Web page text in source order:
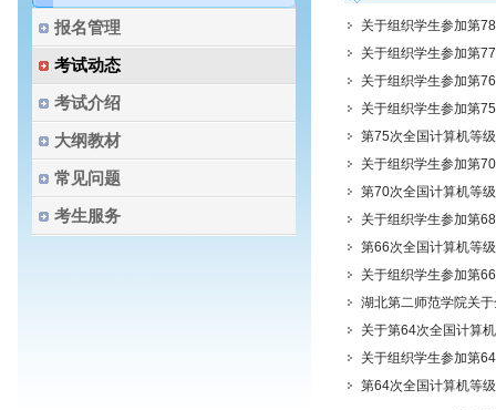
报名管理
考试动态
考试介绍
大纲教材
常见问题
考生服务
关于组织学生参加第
关于组织学生参加第
关于组织学生参加第
关于组织学生参加第
第75次全国计算机等
关于组织学生参加第
第70次全国计算机等
关于组织学生参加第
第66次全国计算机等
关于组织学生参加第
湖北第二师范学院关
关于第64次全国计算
关于组织学生参加第
第64次全国计算机等